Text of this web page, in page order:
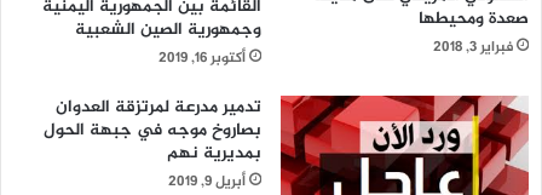
صعدة ومحيطها
فبراير 3, 2018
القائمة بين الجمهورية اليمنية
وجمهورية الصين الشعبية
أكتوبر 16, 2019
تدمير مدرعة لمرتزقة العدوان
بصاروخ موجه في جبهة الحول
بمديرية نهم
أبريل 9, 2019